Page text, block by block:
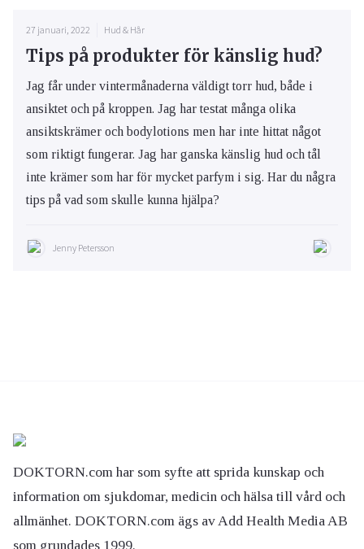
27 januari, 2022 Hud & Hår
Tips på produkter för känslig hud?
Jag får under vintermånaderna väldigt torr hud, både i
ansiktet och på kroppen. Jag har testat många olika
ansiktskrämer och bodylotions men har inte hittat något
som riktigt fungerar. Jag har ganska känslig hud och tål
inte krämer som har för mycket parfym i sig. Har du några
tips på vad som skulle kunna hjälpa?
Jenny Petersson
DOKTORN.com har som syfte att sprida kunskap och
information om sjukdomar, medicin och hälsa till vård och
allmänhet. DOKTORN.com ägs av Add Health Media AB
som grundades 1999.